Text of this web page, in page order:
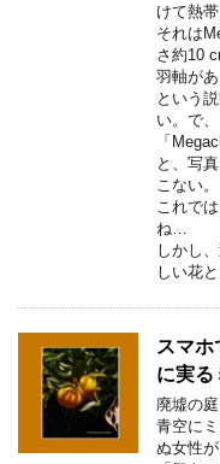
けて熱
それは
さ約10
羽軸があ
という
い。で
「
と、写
こない。
これで
ね…
しかし
しい花
スマ
に実る
廃墟の
青空に
ぬ女性が